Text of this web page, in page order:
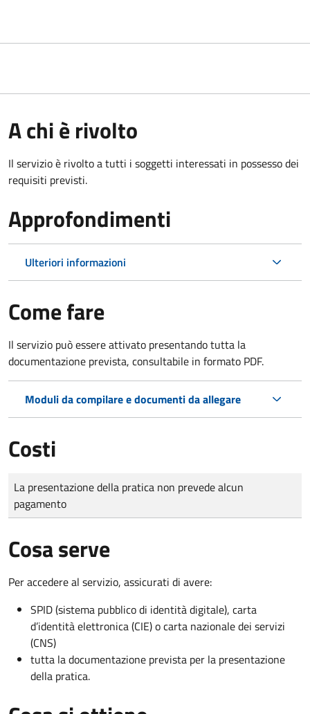
A chi è rivolto
Il servizio è rivolto a tutti i soggetti interessati in possesso dei
requisiti previsti.
Approfondimenti
Ulteriori informazioni
Come fare
Il servizio può essere attivato presentando tutta la
documentazione prevista, consultabile in formato PDF.
Moduli da compilare e documenti da allegare
Costi
Tipo di pagamento
Importo
La presentazione della pratica non prevede alcun
pagamento
Cosa serve
Per accedere al servizio, assicurati di avere:
SPID (sistema pubblico di identità digitale), carta
d’identità elettronica (CIE) o carta nazionale dei servizi
(CNS)
tutta la documentazione prevista per la presentazione
della pratica.